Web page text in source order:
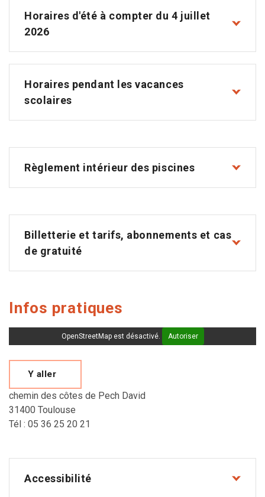
Horaires d'été à compter du 4 juillet
2026
Horaires pendant les vacances
scolaires
Règlement intérieur des piscines
Billetterie et tarifs, abonnements et cas
de gratuité
Infos pratiques
OpenStreetMap est désactivé. Autoriser
Y aller
chemin des côtes de Pech David
31400 Toulouse
Tél : 05 36 25 20 21
Accessibilité